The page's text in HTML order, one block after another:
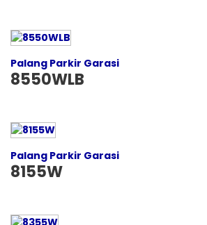
Palang Parkir Garasi
8550WLB
Palang Parkir Garasi
8155W